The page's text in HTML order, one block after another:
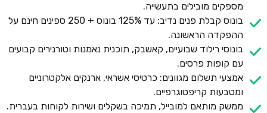
מספקים מובילים בתעשייה.
בונוס קבלת פנים נדיב: עד 125% בונוס + 250 ספינים חינם על
ההפקדה הראשונה.
בונוסי רילוד שבועיים, קאשבק, תוכנית נאמנות וטורנירים קבועים
עם קופות פרסים.
אמצעי תשלום מגוונים: כרטיסי אשראי, ארנקים אלקטרוניים
ומטבעות קריפטוגרפיים.
ממשק מותאם למובייל, תמיכה בשקלים ושירות לקוחות בעברית.